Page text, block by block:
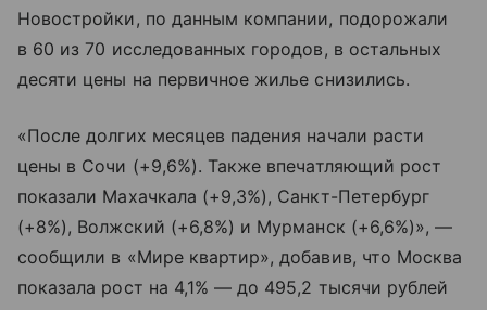
Новостройки, по данным компании, подорожали
в 60 из 70 исследованных городов, в остальных
десяти цены на первичное жилье снизились.
«После долгих месяцев падения начали расти
цены в Сочи (+9,6%). Также впечатляющий рост
показали Махачкала (+9,3%), Санкт-Петербург
(+8%), Волжский (+6,8%) и Мурманск (+6,6%)», —
сообщили в «Мире квартир», добавив, что Москва
показала рост на 4,1% — до 495,2 тысячи рублей